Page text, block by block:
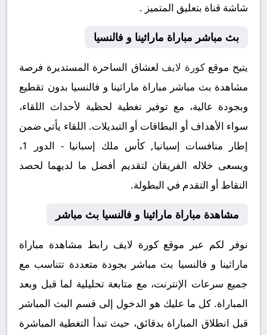
شاشة قناة بتعليق المتميز .
بث مباشر مباراة ماراثينا و فالنسيا
يتيح موقعكورة لايف لعشاق الساحرة المستديرة فرصة
مشاهدة بث مباشر مباراة ماراثينا و فالنسيا بدون تقطيع
وبجودة عالية، مع توفير تغطية لحظية لأحداث اللقاء،
سواء الأهداف أو البطاقات أو التبديلات. اللقاء يأتي ضمن
إطار منافسات إسبانيا, كأس ملك إسبانيا - الدور 1،
ويسعى خلاله الفريقان لتقديم أفضل ما لديهما لحصد
النقاط أو التقدم في البطولة.
مشاهدة مباراة ماراثينا و فالنسيا بث مباشر
نوفر لكم عبر موقع كورة لايف رابط مشاهدة مباراة
ماراثينا و فالنسيا بث مباشر بجودة متعددة تتناسب مع
جميع سرعات الإنترنت، مع متابعة تحليلية لما قبل وبعد
المباراة. كل ما عليك هو الدخول إلى قسم البث المباشر
قبل انطلاق المباراة بدقائق، حيث تبدأ التغطية المباشرة